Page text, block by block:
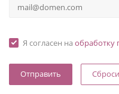
Я согласен на обработку